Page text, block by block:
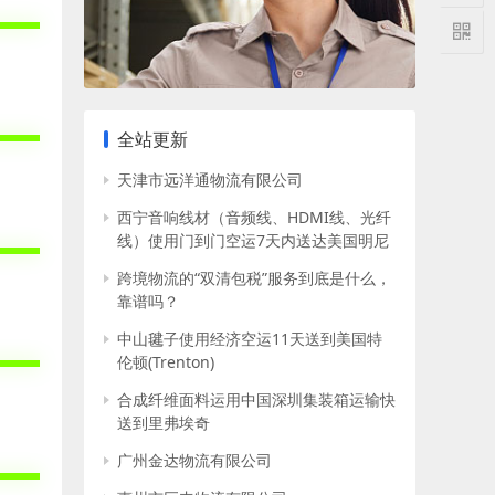
全站更新
天津市远洋通物流有限公司
西宁音响线材（音频线、HDMI线、光纤
线）使用门到门空运7天内送达美国明尼
跨境物流的“双清包税”服务到底是什么，
靠谱吗？
中山毽子使用经济空运11天送到美国特
伦顿(Trenton)
合成纤维面料运用中国深圳集装箱运输快
送到里弗埃奇
广州金达物流有限公司